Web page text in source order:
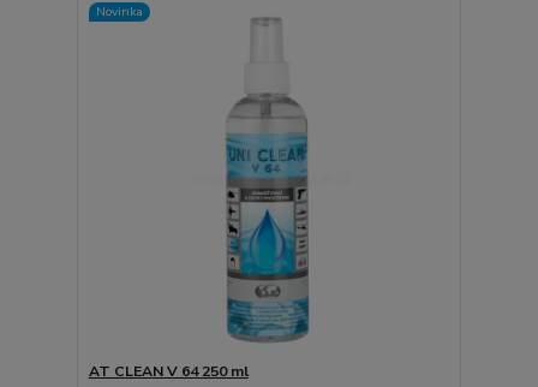
Novinka
AT CLEAN V 64 250 ml